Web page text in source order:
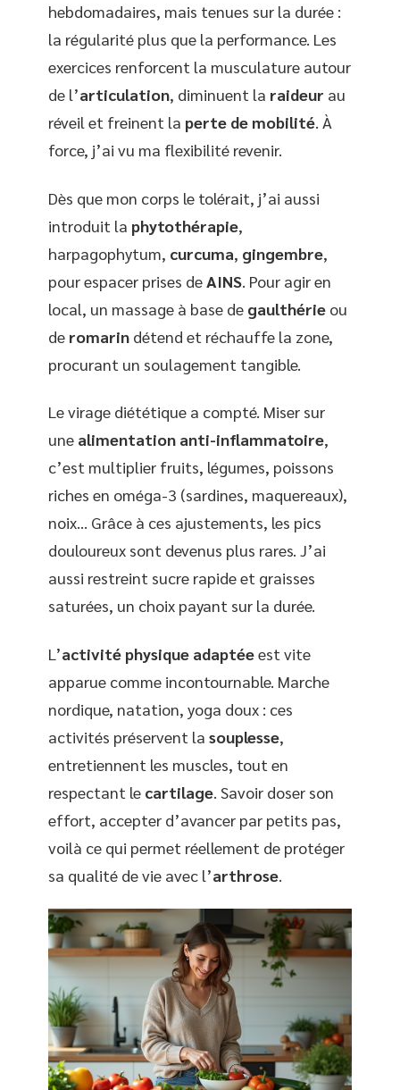
hebdomadaires, mais tenues sur la durée :
la régularité plus que la performance. Les
exercices renforcent la musculature autour
de l’articulation, diminuent la raideur au
réveil et freinent la perte de mobilité. À
force, j’ai vu ma flexibilité revenir.
Dès que mon corps le tolérait, j’ai aussi
introduit la phytothérapie,
harpagophytum, curcuma, gingembre,
pour espacer prises de AINS . Pour agir en
local, un massage à base de gaulthérie ou
de romarin détend et réchauffe la zone,
procurant un soulagement tangible.
Le virage diététique a compté. Miser sur
une alimentation anti-inflammatoire,
c’est multiplier fruits, légumes, poissons
riches en oméga-3 (sardines, maquereaux),
noix… Grâce à ces ajustements, les pics
douloureux sont devenus plus rares. J’ai
aussi restreint sucre rapide et graisses
saturées, un choix payant sur la durée.
L’activité physique adaptéeest vite
apparue comme incontournable. Marche
nordique, natation, yoga doux : ces
activités préservent la souplesse,
entretiennent les muscles, tout en
respectant le cartilage . Savoir doser son
effort, accepter d’avancer par petits pas,
voilà ce qui permet réellement de protéger
sa qualité de vie avec l’arthrose